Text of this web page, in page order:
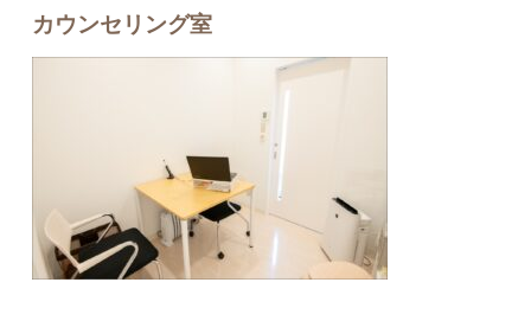
カウンセリング室